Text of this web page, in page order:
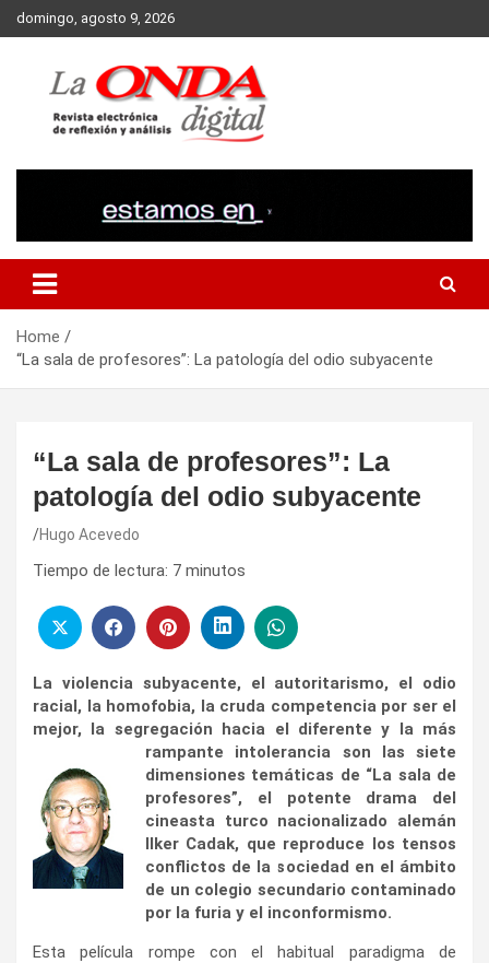
Skip
to
domingo, agosto 9, 2026
Home
“La sala de profesores”: La patología del odio subyacente
“La sala de profesores”: La
patología del odio subyacente
Hugo Acevedo
Tiempo de lectura: 7 minutos
La violencia subyacente, el autoritarismo, el odio
racial, la homofobia, la cruda competencia por ser el
mejor, la segregación hacia el diferente y la más
rampante intolerancia son las siete
dimensiones temáticas de “La sala de
profesores”, el potente drama del
cineasta turco nacionalizado alemán
Ilker Cadak, que reproduce los tensos
conflictos de la sociedad en el ámbito
de un colegio secundario contaminado
por la furia y el inconformismo.
Esta película rompe con el habitual paradigma de